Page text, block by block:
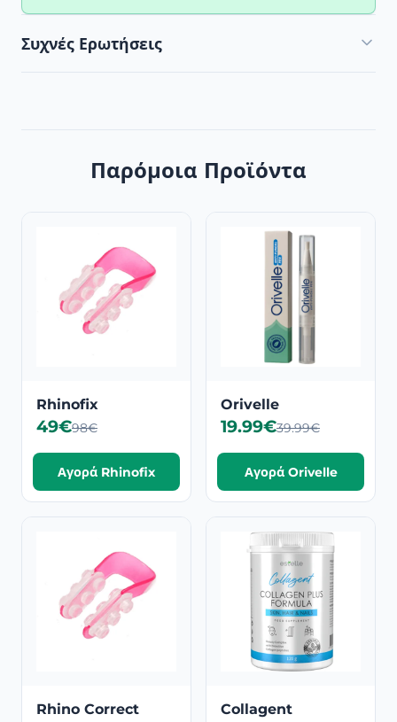
Συχνές Ερωτήσεις
Παρόμοια Προϊόντα
Rhinofix
49€98€
Αγορά Rhinofix
Orivelle
19.99€39.99€
Αγορά Orivelle
Rhino Correct Collagent